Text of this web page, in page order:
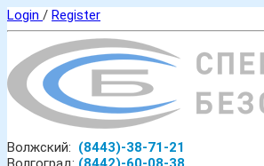
Login / Register
Волжский: (8443)-38-71-21